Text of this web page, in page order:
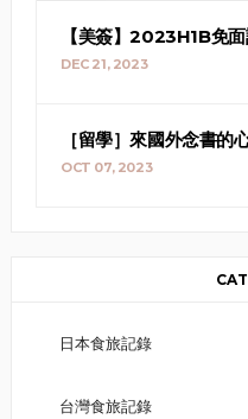
【美簽】2023H1B免
DEC 21, 2023
［留學］來國外念書的
OCT 07, 2023
日本食旅記錄
台灣食旅記錄